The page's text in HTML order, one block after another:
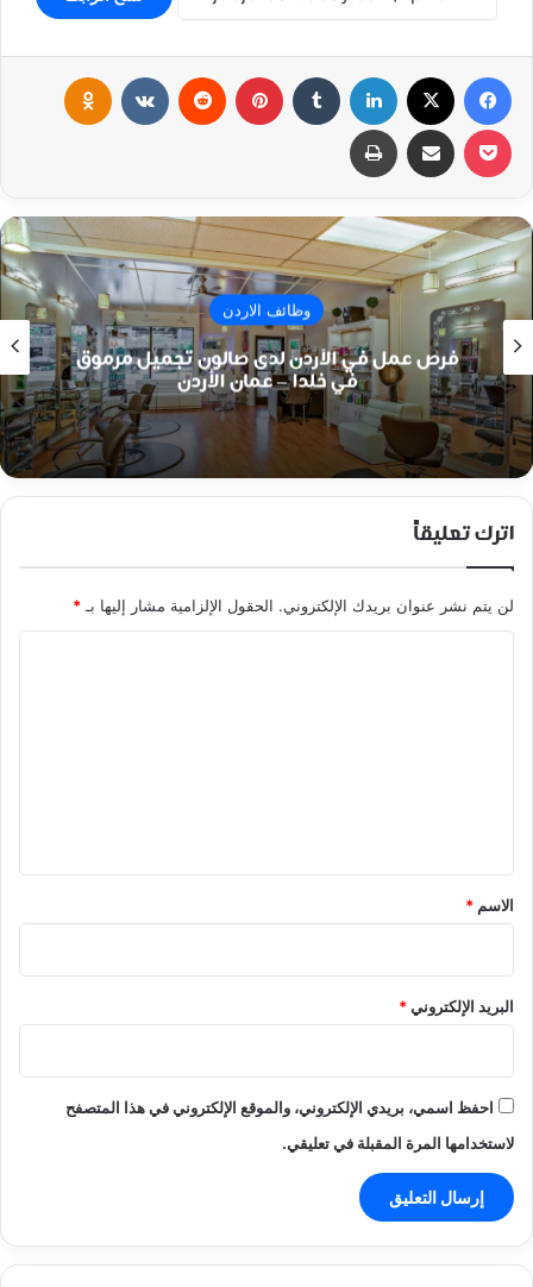
فيسبوك لينكدإن بينتيريست
‫Pocket مشاركة عبر البريد طباعة
وظائف الاردن
فرص عمل في الأردن لدى صالون تجميل مرموق
في خلدا – عمان الأردن
اترك تعليقاً
لن يتم نشر عنوان بريدك الإلكتروني. الحقول الإلزامية مشار إليها بـ *
*
الاسم *
البريد الإلكتروني*
احفظ اسمي، بريدي الإلكتروني، والموقع الإلكتروني في هذا المتصفح
لاستخدامها المرة المقبلة في تعليقي.